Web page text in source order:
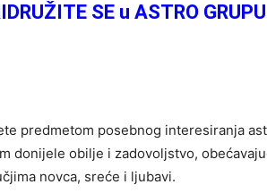
SE u ASTRO
predmetom posebnog interesiranja
donijele obilje i zadovoljstvo,
novca, sreće i ljubavi.